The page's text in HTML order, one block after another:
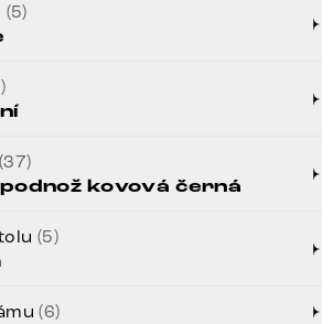
(5)
(37)
kovová černá
(5)
(6)